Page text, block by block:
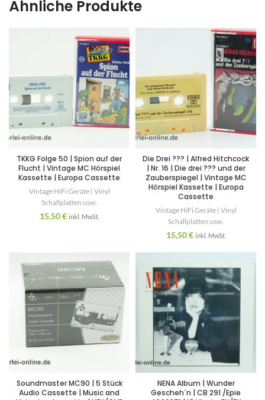
Ähnliche Produkte
TKKG Folge 50 | Spion auf der
Flucht | Vintage MC Hörspiel
Kassette | Europa Cassette
Vintage HiFi Geräte | Vinyl
Schallplatten usw.
15,50€ inkl. MwSt.
Die Drei ??? | Alfred Hitchcock
| Nr. 16 | Die drei ??? und der
Zauberspiegel | Vintage MC
Hörspiel Kassette | Europa
Cassette
Vintage HiFi Geräte | Vinyl
Schallplatten usw.
15,50€ inkl. MwSt.
Soundmaster MC90 | 5 Stück
Audio Cassette | Music and
NENA Album | Wunder
Gescheh´n | CB 291 /Epie